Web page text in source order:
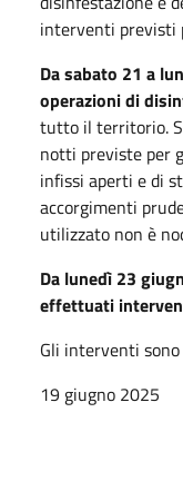
interventi previsti
Da sabato 21 a
operazioni di
tutto il territorio.
notti previste per
infissi aperti e di
accorgimenti
utilizzato non è
Da lunedì 23
effettuati
Gli interventi
19 giugno 2025